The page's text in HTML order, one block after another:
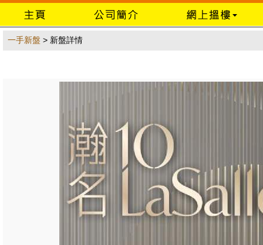
一手新盤 > 新盤詳情